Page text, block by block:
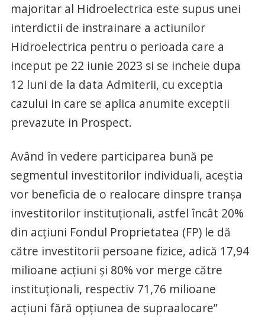
majoritar al Hidroelectrica este supus unei
interdictii de instrainare a actiunilor
Hidroelectrica pentru o perioada care a
inceput pe 22 iunie 2023 si se incheie dupa
12 luni de la data Admiterii, cu exceptia
cazului in care se aplica anumite exceptii
prevazute in Prospect.
Având în vedere participarea bună pe
segmentul investitorilor individuali, aceștia
vor beneficia de o realocare dinspre tranșa
investitorilor instituționali, astfel încât 20%
din acțiuni Fondul Proprietatea (FP) le dă
către investitorii persoane fizice, adică 17,94
milioane acțiuni și 80% vor merge către
instituționali, respectiv 71,76 milioane
acțiuni fără opțiunea de supraalocare”